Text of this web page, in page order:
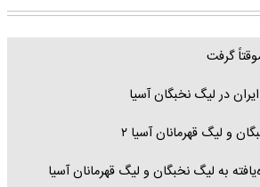
گرفت
در لیگ نخبگان آسیا
و لیگ قهرمانان آسیا ۲
به لیگ نخبگان و لیگ قهرمانان آسیا